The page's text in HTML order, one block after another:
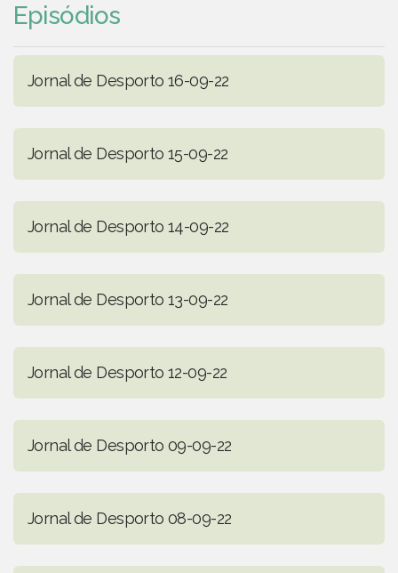
Episódios
Jornal de Desporto 16-09-22
Jornal de Desporto 15-09-22
Jornal de Desporto 14-09-22
Jornal de Desporto 13-09-22
Jornal de Desporto 12-09-22
Jornal de Desporto 09-09-22
Jornal de Desporto 08-09-22